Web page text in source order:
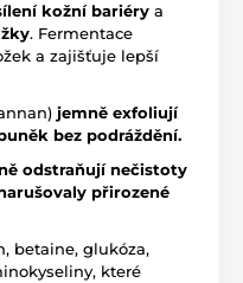
kožní bariéry a
. Fermentace
a zajišťuje lepší
jemně exfoliují
bez podráždění.
odstraňují nečistoty
přirozené
betaine, glukóza,
které